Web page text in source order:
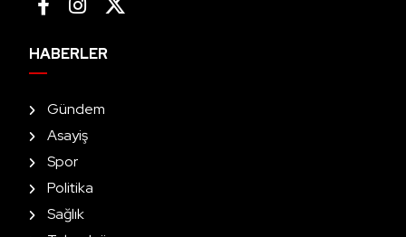
HABERLER
Gündem
Asayiş
Spor
Politika
Sağlık